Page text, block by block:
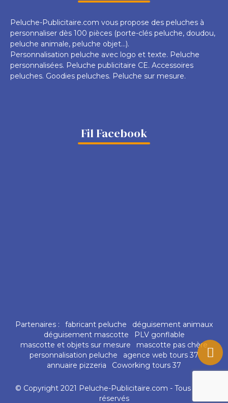
Peluche-Publicitaire.com vous propose des peluches à
personnaliser dès 100 pièces (porte-clés peluche, doudou,
peluche animale, peluche objet...).
Personnalisation peluche avec logo et texte. Peluche
personnalisées. Peluche publicitaire CE. Accessoires
peluches. Goodies peluches. Peluche sur mesure.
Fil Facebook
Partenaires : fabricant peluche
déguisement animaux
déguisement mascotte
PLV gonflable
mascotte et objets sur mesure
mascotte pas chère
personnalisation peluche
agence web tours 37
annuaire pizzeria
Coworking tours 37
© Copyright 2021 Peluche-Publicitaire.com - Tous droits
réservés